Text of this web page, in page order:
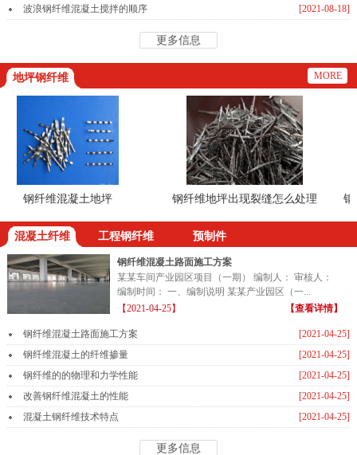
[2021-08-18]
波浪钢纤维混凝土搅拌的顺序
更多信息
地坪钢纤维 MORE
钢纤维混凝土地坪 钢纤维地坪出现裂缝怎么处理 钢
混凝土纤维 工程钢纤维 预制件
钢纤维混凝土路面施工方案
某某车间产业园区项目（一期） 编制人： 审核人：
编制时间： 一、编制说明 某某产业园区（一...
【2021-04-25】
【查看详情】
[2021-04-25]
钢纤维混凝土路面施工方案
[2021-04-25]
钢纤维混凝土的纤维掺量
[2021-04-25]
钢纤维的的物理和力学性能
[2021-04-25]
改善钢纤维混凝土的性能
[2021-04-25]
混凝土钢纤维技术特点
更多信息